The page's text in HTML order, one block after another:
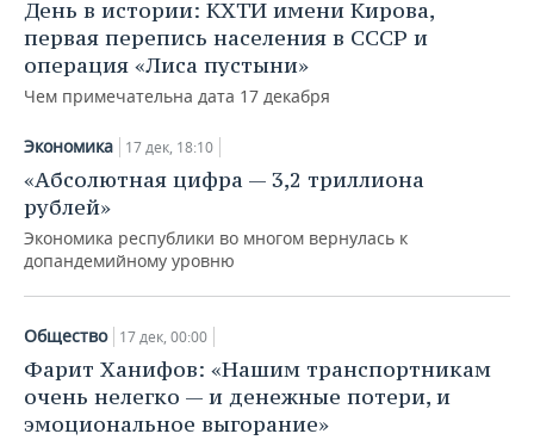
День в истории: КХТИ имени Кирова,
первая перепись населения в СССР и
операция «Лиса пустыни»
Чем примечательна дата 17 декабря
Экономика 17 дек, 18:10
«Абсолютная цифра — 3,2 триллиона
рублей»
Экономика республики во многом вернулась к
допандемийному уровню
Общество 17 дек, 00:00
Фарит Ханифов: «Нашим транспортникам
очень нелегко — и денежные потери, и
эмоциональное выгорание»